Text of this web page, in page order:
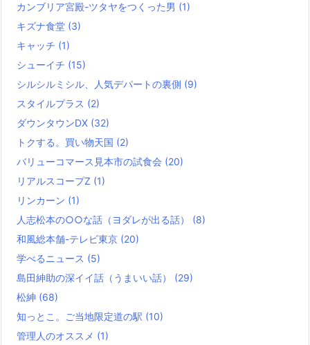
カンブリア宮殿-ツタヤをつくった男 (1)
キズナ食堂 (3)
キャッチ (1)
シューイチ (15)
シルシルミシル、人気デパートの裏側 (9)
スタイルプラス (2)
ダウンタウンDX (32)
トクする。買い物天国 (2)
バリューコマース見本市の試食会 (20)
リアルスコープZ (1)
リンカーン (1)
人志松本の○○な話（ヨダレが出る話） (8)
和風総本舗-テレビ東京 (20)
学べるニュース (5)
島田紳助の深イイ話（うまいい話） (29)
松紳 (68)
知っとこ。ご当地限定道の駅 (10)
管理人のオススメ (1)